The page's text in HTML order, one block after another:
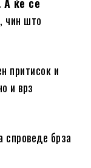
А ќе се
чин што
притисок и
и врз
спроведе брза